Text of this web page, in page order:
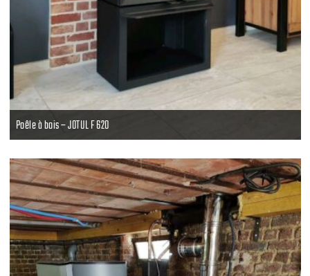
Poêle à bois – JOTUL F 620